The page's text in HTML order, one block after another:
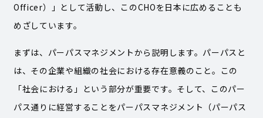
Officer）」として活動し、このCHOを日本に広めることも
めざしています。
まずは、パーパスマネジメントから説明します。パーパスと
は、その企業や組織の社会における存在意義のこと。この
「社会における」という部分が重要です。そして、このパー
パス通りに経営することをパーパスマネジメント（パーパス